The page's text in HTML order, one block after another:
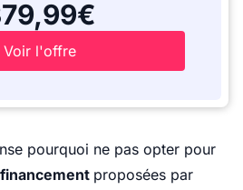
Voir l'offre
pourquoi ne pas opter pour
proposées par